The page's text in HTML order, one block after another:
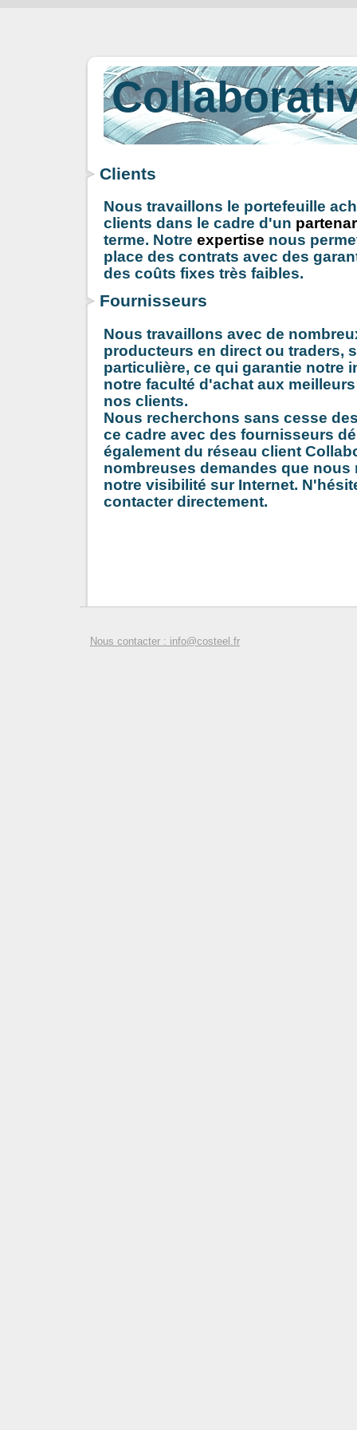
Clients
Nous travaillons le portefeuille
clients dans le cadre d'un
terme. Notre expertise nous
place des contrats avec des
des coûts fixes très faibles.
Fournisseurs
Nous travaillons avec de
producteurs en direct ou traders,
particulière, ce qui garantie notre
notre faculté d'achat aux
nos clients.
Nous recherchons sans cesse
ce cadre avec des fournisseurs
également du réseau client
nombreuses demandes que nous
notre visibilité sur Internet.
contacter directement.
Nous contacter : info@costeel.fr